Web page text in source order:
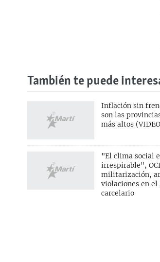
También te puede
Inflación sin
son las
más altos
"El clima social
irrespirable",
militarización,
violaciones en el
carcelario